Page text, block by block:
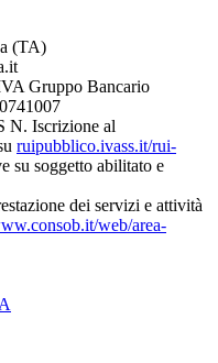
(TA)
Gruppo Bancario
N. Iscrizione al
ruipubblico.ivass.it/rui-
su soggetto abilitato e
dei servizi e attività
web/area-